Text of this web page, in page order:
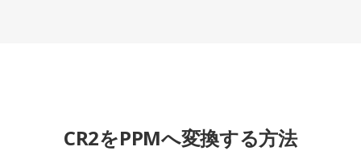
CR2をPPMへ変換する方法